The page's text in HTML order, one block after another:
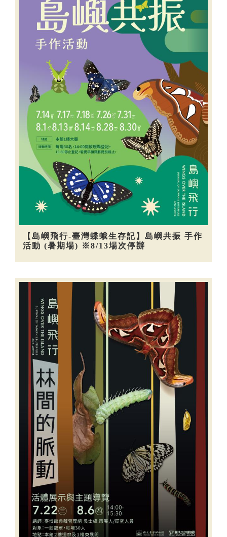
【島嶼飛行-臺灣蝶蛾生存記】島嶼共振 手作
活動 (暑期場) ※8/13場次停辦